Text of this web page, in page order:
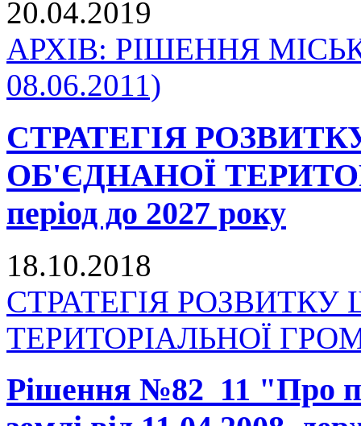
20.04.2019
АРХІВ: РІШЕННЯ
08.06.2011)
СТРАТЕГІЯ
ОБ'ЄДНАНОЇ
період до 2027 року
18.10.2018
СТРАТЕГІЯ
ТЕРИТОРІАЛЬНОЇ
Рішення №82_11 "Про